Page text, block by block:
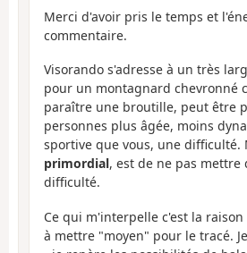
Merci d'avoir pris le temps et
commentaire.
Visorando s'adresse à un très
pour un montagnard chevronné
paraître une broutille, peut être
personnes plus âgée, moins
sportive que vous, une difficulté.
primordial, est de ne pas mettre
difficulté.
Ce qui m'interpelle c'est la
à mettre "moyen" pour le tracé.